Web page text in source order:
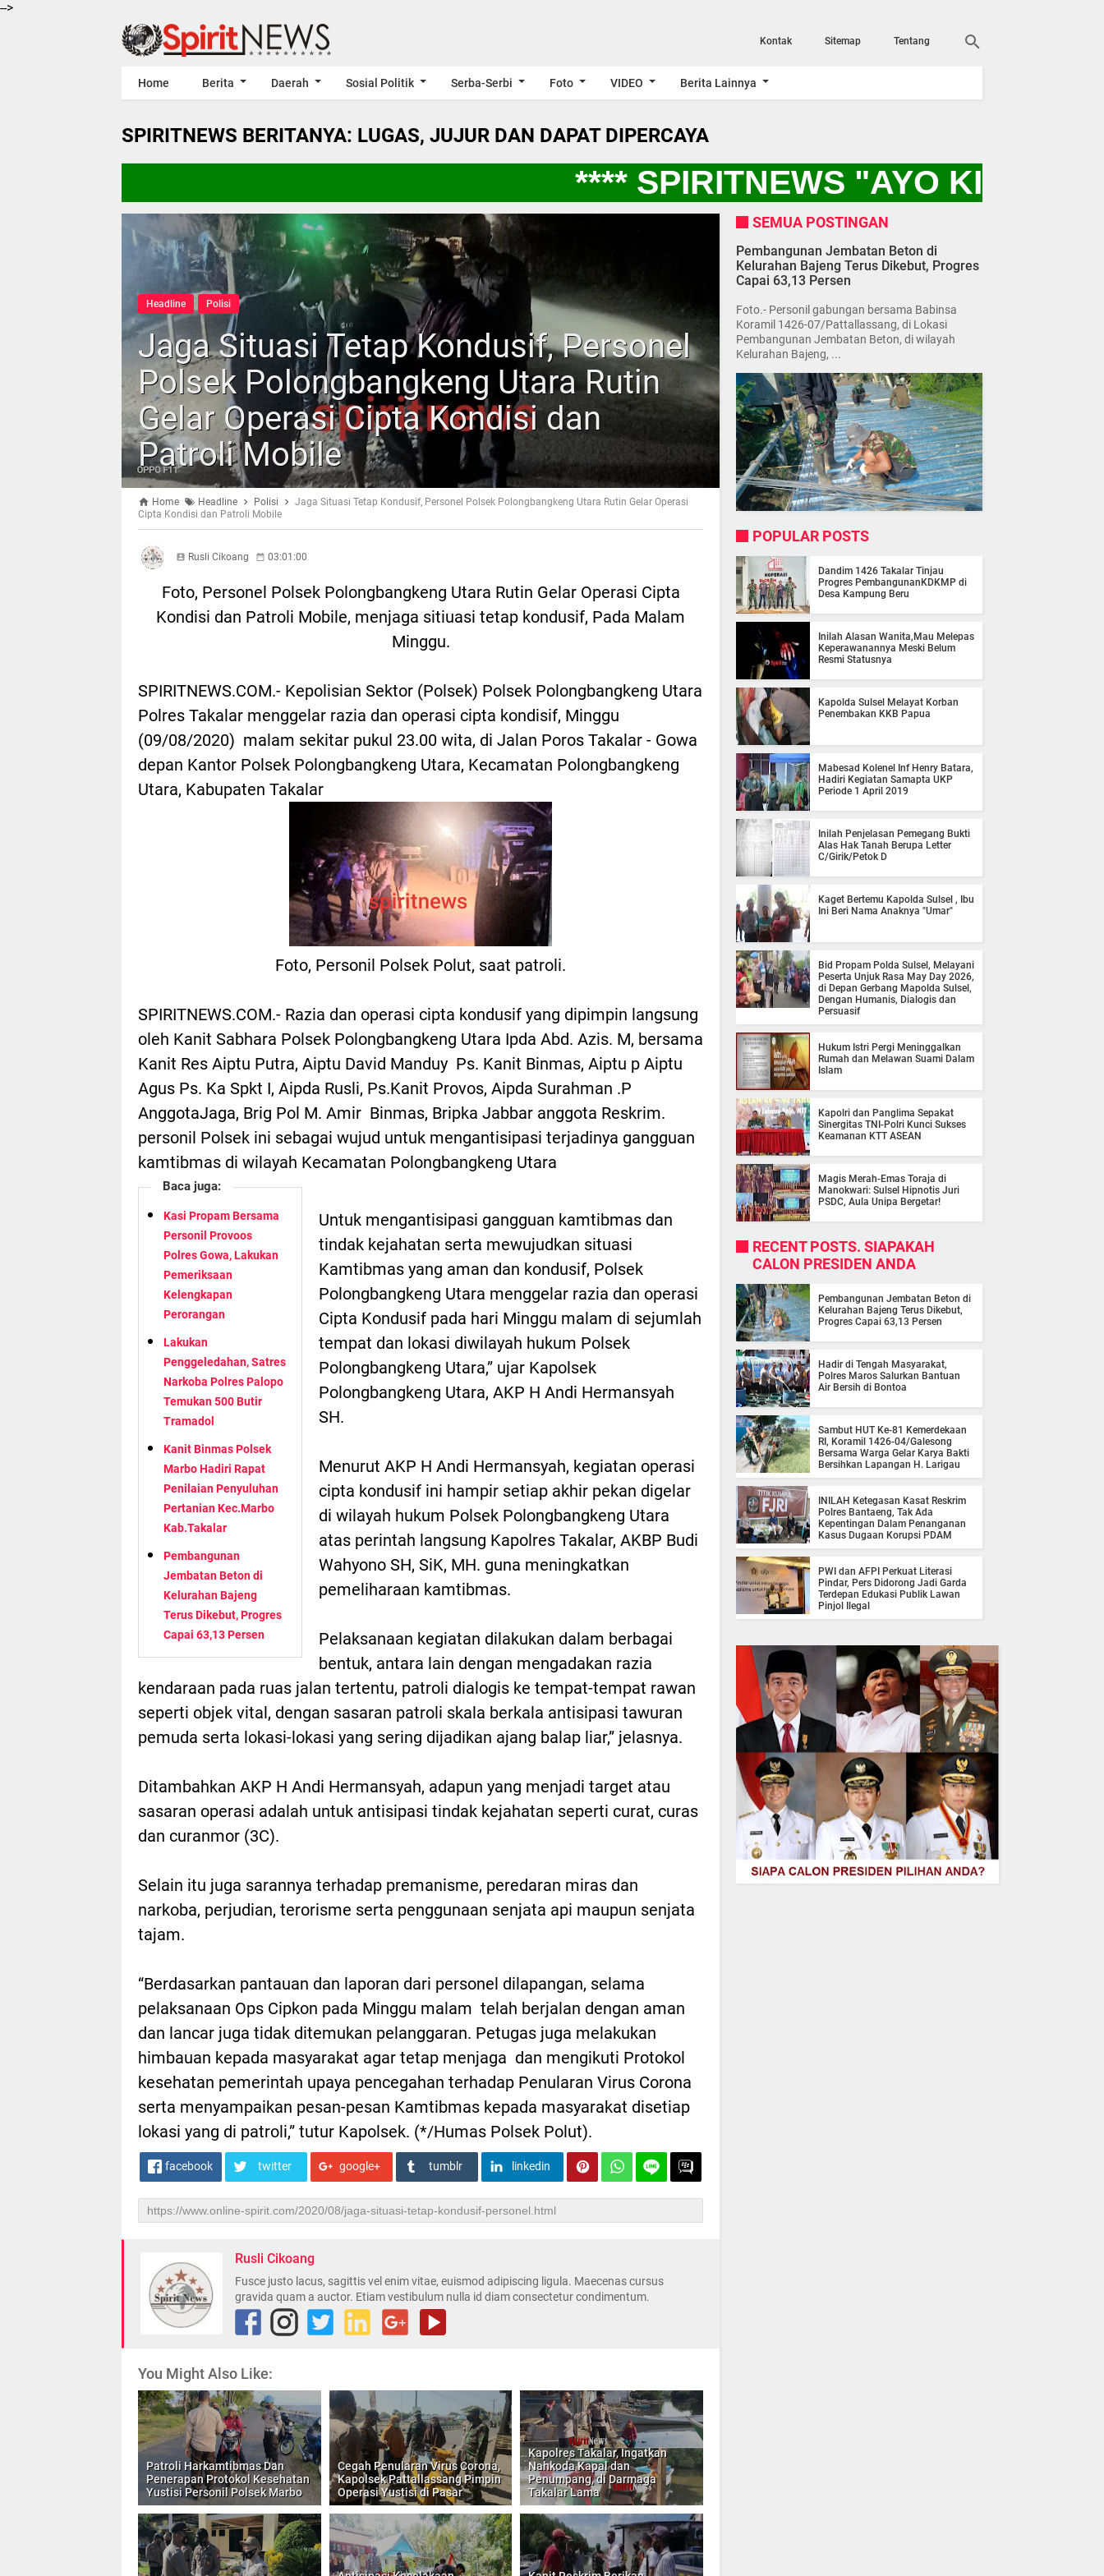
-->
Kontak Sitemap Tentang
Home Berita Daerah Sosial Politik Serba-Serbi Foto VIDEO Berita Lainnya
SPIRITNEWS BERITANYA: LUGAS, JUJUR DAN DAPAT DIPERCAYA
**** SPIRITNEWS "AYO KITA
Headline Polisi
Jaga Situasi Tetap Kondusif, Personel
Polsek Polongbangkeng Utara Rutin
Gelar Operasi Cipta Kondisi dan
Patroli Mobile
Home Headline Polisi
Jaga Situasi Tetap Kondusif, Personel Polsek Polongbangkeng Utara Rutin Gelar Operasi
Cipta Kondisi dan Patroli Mobile
Rusli Cikoang 03:01:00
Foto, Personel Polsek Polongbangkeng Utara Rutin Gelar Operasi Cipta
Kondisi dan Patroli Mobile, menjaga sitiuasi tetap kondusif, Pada Malam
Minggu.
SPIRITNEWS.COM.- Kepolisian Sektor (Polsek) Polsek Polongbangkeng Utara
Polres Takalar menggelar razia dan operasi cipta kondisif, Minggu
(09/08/2020) malam sekitar pukul 23.00 wita, di Jalan Poros Takalar - Gowa
depan Kantor Polsek Polongbangkeng Utara, Kecamatan Polongbangkeng
Utara, Kabupaten Takalar
Foto, Personil Polsek Polut, saat patroli.
SPIRITNEWS.COM.- Razia dan operasi cipta kondusif yang dipimpin langsung
oleh Kanit Sabhara Polsek Polongbangkeng Utara Ipda Abd. Azis. M, bersama
Kanit Res Aiptu Putra, Aiptu David Manduy Ps. Kanit Binmas, Aiptu p Aiptu
Agus Ps. Ka Spkt I, Aipda Rusli, Ps.Kanit Provos, Aipda Surahman .P
AnggotaJaga, Brig Pol M. Amir Binmas, Bripka Jabbar anggota Reskrim.
personil Polsek ini sebagai wujud untuk mengantisipasi terjadinya gangguan
kamtibmas di wilayah Kecamatan Polongbangkeng Utara
Baca juga:
Kasi Propam Bersama
Personil Provoos
Polres Gowa, Lakukan
Pemeriksaan
Kelengkapan
Perorangan
Lakukan
Penggeledahan, Satres
Narkoba Polres Palopo
Temukan 500 Butir
Tramadol
Kanit Binmas Polsek
Marbo Hadiri Rapat
Penilaian Penyuluhan
Pertanian Kec.Marbo
Kab.Takalar
Pembangunan
Jembatan Beton di
Kelurahan Bajeng
Terus Dikebut, Progres
Capai 63,13 Persen
Untuk mengantisipasi gangguan kamtibmas dan
tindak kejahatan serta mewujudkan situasi
Kamtibmas yang aman dan kondusif, Polsek
Polongbangkeng Utara menggelar razia dan operasi
Cipta Kondusif pada hari Minggu malam di sejumlah
tempat dan lokasi diwilayah hukum Polsek
Polongbangkeng Utara,” ujar Kapolsek
Polongbangkeng Utara, AKP H Andi Hermansyah
SH.
Menurut AKP H Andi Hermansyah, kegiatan operasi
cipta kondusif ini hampir setiap akhir pekan digelar
di wilayah hukum Polsek Polongbangkeng Utara
atas perintah langsung Kapolres Takalar, AKBP Budi
Wahyono SH, SiK, MH. guna meningkatkan
pemeliharaan kamtibmas.
Pelaksanaan kegiatan dilakukan dalam berbagai
bentuk, antara lain dengan mengadakan razia
kendaraan pada ruas jalan tertentu, patroli dialogis ke tempat-tempat rawan
seperti objek vital, dengan sasaran patroli skala berkala antisipasi tawuran
pemuda serta lokasi-lokasi yang sering dijadikan ajang balap liar,” jelasnya.
Ditambahkan AKP H Andi Hermansyah, adapun yang menjadi target atau
sasaran operasi adalah untuk antisipasi tindak kejahatan seperti curat, curas
dan curanmor (3C).
Selain itu juga sarannya terhadap premanisme, peredaran miras dan
narkoba, perjudian, terorisme serta penggunaan senjata api maupun senjata
tajam.
“Berdasarkan pantauan dan laporan dari personel dilapangan, selama
pelaksanaan Ops Cipkon pada Minggu malam telah berjalan dengan aman
dan lancar juga tidak ditemukan pelanggaran. Petugas juga melakukan
himbauan kepada masyarakat agar tetap menjaga dan mengikuti Protokol
kesehatan pemerintah upaya pencegahan terhadap Penularan Virus Corona
serta menyampaikan pesan-pesan Kamtibmas kepada masyarakat disetiap
lokasi yang di patroli,” tutur Kapolsek. (*/Humas Polsek Polut).
facebook twitter google+ tumblr linkedin
Rusli Cikoang
Fusce justo lacus, sagittis vel enim vitae, euismod adipiscing ligula. Maecenas cursus
gravida quam a auctor. Etiam vestibulum nulla id diam consectetur condimentum.
You Might Also Like:
Patroli Harkamtibmas Dan
Penerapan Protokol Kesehatan
Yustisi Personil Polsek Marbo
Cegah Penularan Virus Corona,
Kapolsek Pattallassang Pimpin
Operasi Yustisi di Pasar
Kapolres Takalar, Ingatkan
Nahkoda Kapal dan
Penumpang, di Darmaga
Takalar Lama
SEMUA POSTINGAN
Pembangunan Jembatan Beton di
Kelurahan Bajeng Terus Dikebut, Progres
Capai 63,13 Persen
Foto.- Personil gabungan bersama Babinsa
Koramil 1426-07/Pattallassang, di Lokasi
Pembangunan Jembatan Beton, di wilayah
Kelurahan Bajeng, ...
POPULAR POSTS
Dandim 1426 Takalar Tinjau
Progres PembangunanKDKMP di
Desa Kampung Beru
Inilah Alasan Wanita,Mau Melepas
Keperawanannya Meski Belum
Resmi Statusnya
Kapolda Sulsel Melayat Korban
Penembakan KKB Papua
Mabesad Kolenel Inf Henry Batara,
Hadiri Kegiatan Samapta UKP
Periode 1 April 2019
Inilah Penjelasan Pemegang Bukti
Alas Hak Tanah Berupa Letter
C/Girik/Petok D
Kaget Bertemu Kapolda Sulsel , Ibu
Ini Beri Nama Anaknya "Umar"
Bid Propam Polda Sulsel, Melayani
Peserta Unjuk Rasa May Day 2026,
di Depan Gerbang Mapolda Sulsel,
Dengan Humanis, Dialogis dan
Persuasif
Hukum Istri Pergi Meninggalkan
Rumah dan Melawan Suami Dalam
Islam
Kapolri dan Panglima Sepakat
Sinergitas TNI-Polri Kunci Sukses
Keamanan KTT ASEAN
Magis Merah-Emas Toraja di
Manokwari: Sulsel Hipnotis Juri
PSDC, Aula Unipa Bergetar!
RECENT POSTS. SIAPAKAH
CALON PRESIDEN ANDA
Pembangunan Jembatan Beton di
Kelurahan Bajeng Terus Dikebut,
Progres Capai 63,13 Persen
Hadir di Tengah Masyarakat,
Polres Maros Salurkan Bantuan
Air Bersih di Bontoa
Sambut HUT Ke-81 Kemerdekaan
RI, Koramil 1426-04/Galesong
Bersama Warga Gelar Karya Bakti
Bersihkan Lapangan H. Larigau
INILAH Ketegasan Kasat Reskrim
Polres Bantaeng, Tak Ada
Kepentingan Dalam Penanganan
Kasus Dugaan Korupsi PDAM
PWI dan AFPI Perkuat Literasi
Pindar, Pers Didorong Jadi Garda
Terdepan Edukasi Publik Lawan
Pinjol Ilegal